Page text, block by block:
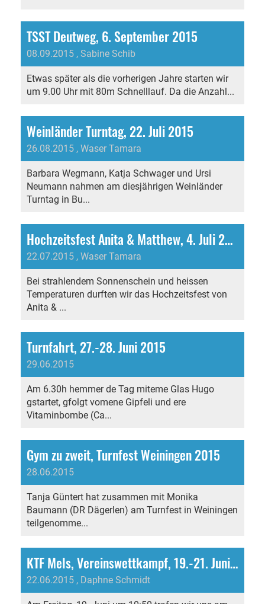
TSST Deutweg, 6. September 2015
08.09.2015 , Sabine Schib
Etwas später als die vorherigen Jahre starten wir
um 9.00 Uhr mit 80m Schnelllauf. Da die Anzahl...
Weinländer Turntag, 22. Juli 2015
26.08.2015 , Waser Tamara
Barbara Wegmann, Katja Schwager und Ursi
Neumann nahmen am diesjährigen Weinländer
Turntag in Bu...
Hochzeitsfest Anita & Matthew, 4. Juli 2015
22.07.2015 , Waser Tamara
Bei strahlendem Sonnenschein und heissen
Temperaturen durften wir das Hochzeitsfest von
Anita & ...
Turnfahrt, 27.-28. Juni 2015
29.06.2015
Am 6.30h hemmer de Tag miteme Glas Hugo
gstartet, gfolgt vomene Gipfeli und ere
Vitaminbombe (Ca...
Gym zu zweit, Turnfest Weiningen 2015
28.06.2015
Tanja Güntert hat zusammen mit Monika
Baumann (DR Dägerlen) am Turnfest in Weiningen
teilgenomme...
KTF Mels, Vereinswettkampf, 19.-21. Juni 2015
22.06.2015 , Daphne Schmidt